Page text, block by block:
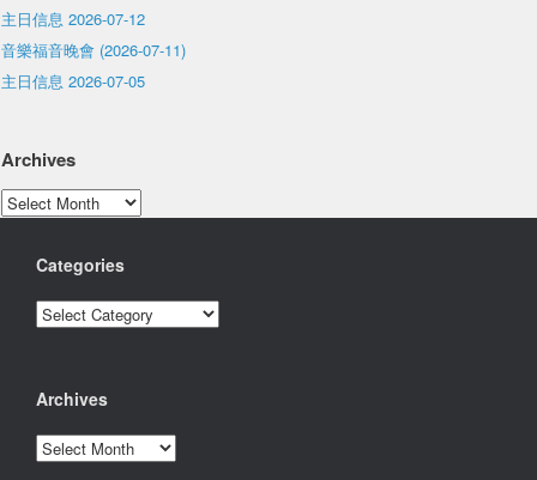
主日信息 2026-07-12
音樂福音晚會 (2026-07-11)
主日信息 2026-07-05
Archives
Archives
Categories
Categories
Archives
Archives